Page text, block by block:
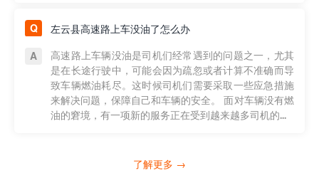
左云县高速路上车没油了怎么办
高速路上车辆没油是司机们经常遇到的问题之一，尤其
是在长途行驶中，可能会因为疏忽或者计算不准确而导
致车辆燃油耗尽。这时候司机们需要采取一些应急措施
来解决问题，保障自己和车辆的安全。 面对车辆没有燃
油的窘境，有一项新的服务正在受到越来越多司机的...
了解更多 →